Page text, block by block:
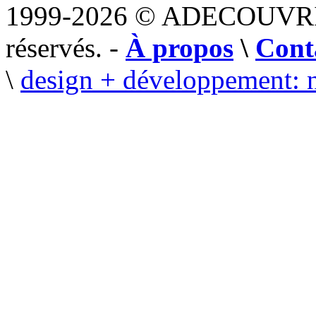
1999-2026 ©
réservés. - À propos \
\ design + développement: